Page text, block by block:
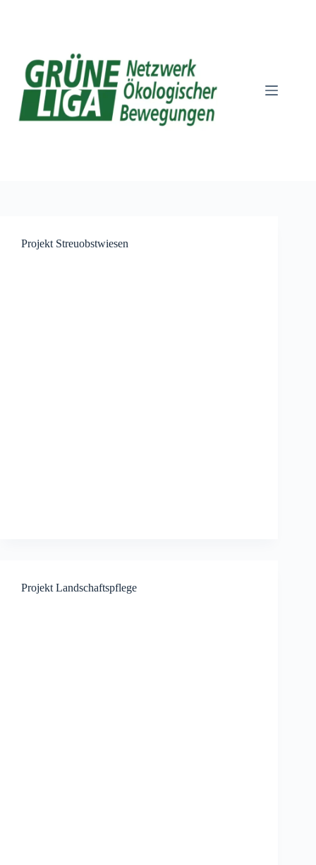
Projekt Streuobstwiesen
Projekt Landschaftspflege